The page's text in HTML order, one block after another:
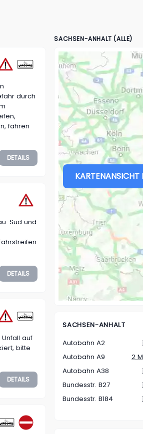
durch
fahren
DETAILS
Süd und
DETAILS
auf
bitte
DETAILS
SACHSEN-ANHALT (ALLE)
KARTENANSICHT
SACHSEN-ANHALT
Autobahn A2
Autobahn A9
2
Autobahn A38
Bundesstr. B27
Bundesstr. B184